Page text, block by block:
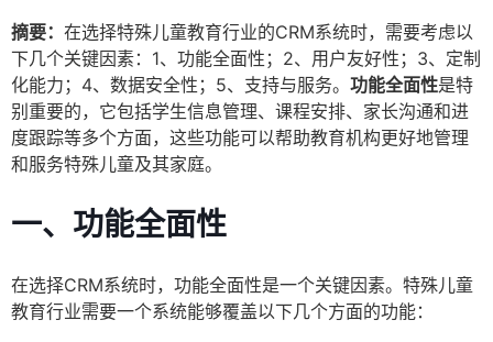
摘要： 在选择特殊儿童教育行业的CRM系统时，需要考虑以
下几个关键因素：1、功能全面性；2、用户友好性；3、定制
化能力；4、数据安全性；5、支持与服务。 功能全面性是特
别重要的，它包括学生信息管理、课程安排、家长沟通和进
度跟踪等多个方面，这些功能可以帮助教育机构更好地管理
和服务特殊儿童及其家庭。
一、功能全面性
在选择CRM系统时，功能全面性是一个关键因素。特殊儿童
教育行业需要一个系统能够覆盖以下几个方面的功能：